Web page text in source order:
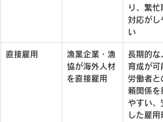
り、繁忙
対応がし
い
直接雇用
漁業企業・漁
協が海外人材
を直接雇用
長期的な
育成が可
労働者と
頼関係を
やすい、
した雇用